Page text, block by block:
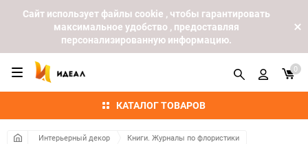
Cайт использует файлы cookie , чтобы гарантировать
максимальное удобство , предоставляя
персонализированную информацию.
КАТАЛОГ ТОВАРОВ
0
Интерьерный декор Книги. Журналы по флористики